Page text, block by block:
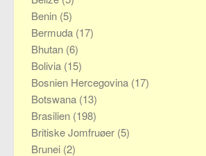
Benin (5)
Bermuda (17)
Bhutan (6)
Bolivia (15)
Bosnien Hercegovina (17)
Botswana (13)
Brasilien (198)
Britiske Jomfruøer (5)
Brunei (2)